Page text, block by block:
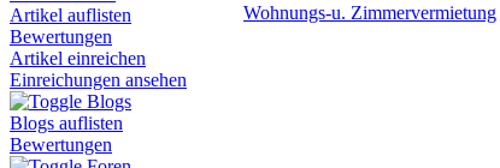
Artikel auflisten
Bewertungen
Artikel einreichen
Einreichungen ansehen
Blogs
Blogs auflisten
Bewertungen
Wohnungs-u. Zimmervermietung